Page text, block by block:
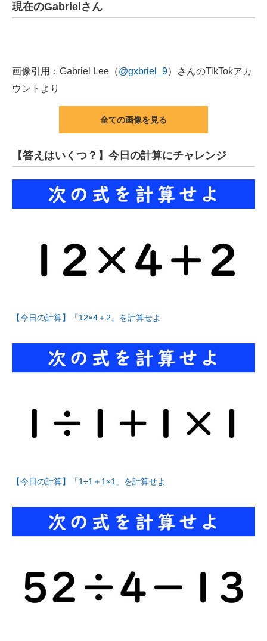
現在のGabrielさん
画像引用：Gabriel Lee（@gxbriel_9）さんのTikTokアカ
ウントより
全ての画像を見る
【答えはいくつ？】今日の計算にチャレンジ
【今日の計算】「12×4＋2」を計算せよ
【今日の計算】「1÷1＋1×1」を計算せよ